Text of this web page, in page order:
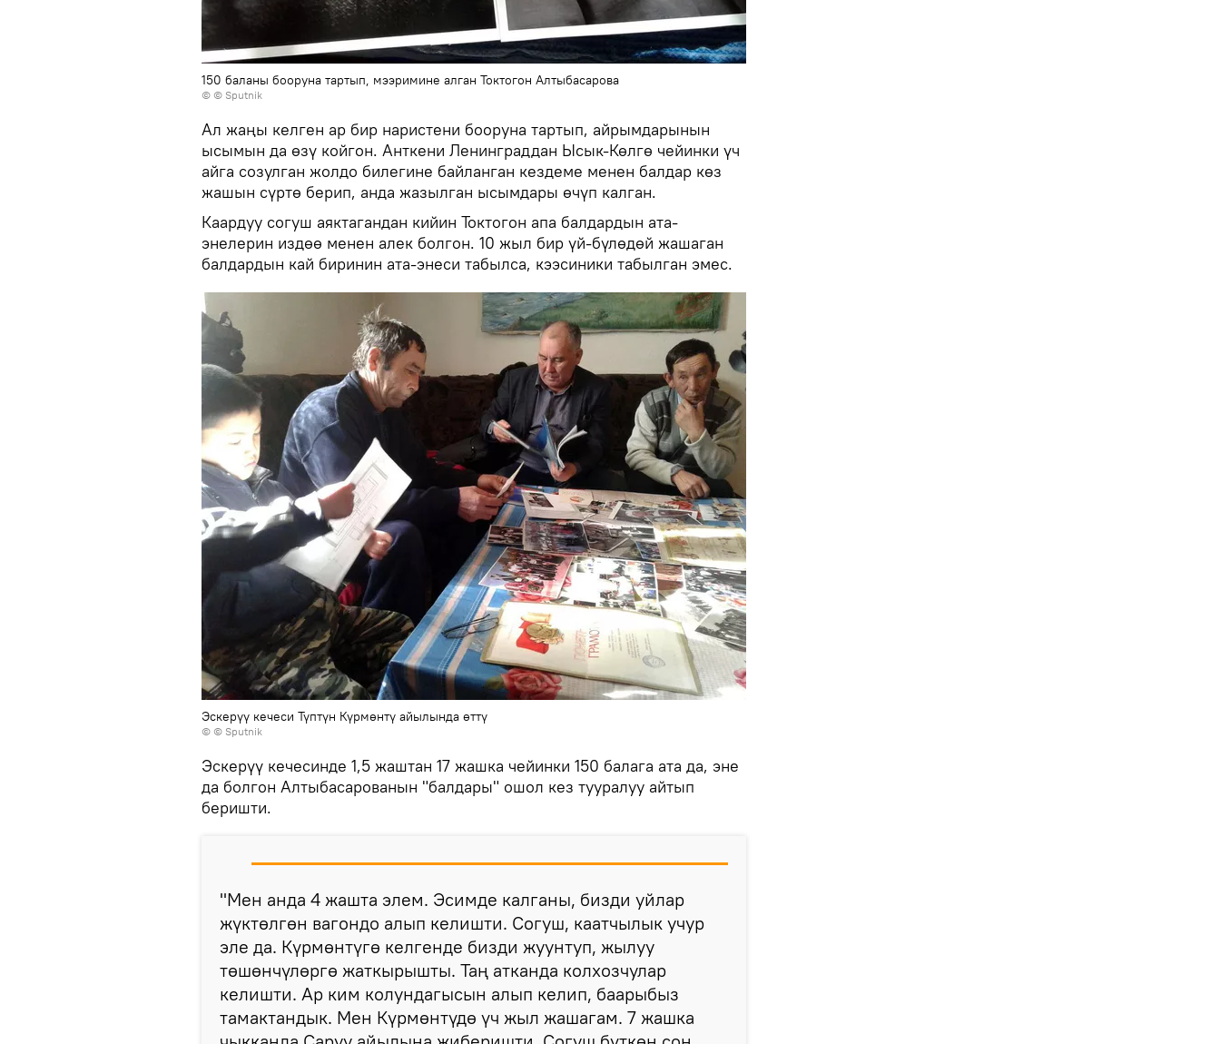
150 баланы бооруна тартып, мээримине алган Токтогон Алтыбасарова
© © Sputnik
Ал жаңы келген ар бир наристени бооруна тартып, айрымдарынын
ысымын да өзү койгон. Анткени Ленинграддан Ысык-Көлгө чейинки үч
айга созулган жолдо билегине байланган кездеме менен балдар көз
жашын сүртө берип, анда жазылган ысымдары өчүп калган.
Каардуу согуш аяктагандан кийин Токтогон апа балдардын ата-
энелерин издөө менен алек болгон. 10 жыл бир үй-бүлөдөй жашаган
балдардын кай биринин ата-энеси табылса, кээсиники табылган эмес.
Эскерүү кечеси Түптүн Күрмөнтү айылында өттү
© © Sputnik
Эскерүү кечесинде 1,5 жаштан 17 жашка чейинки 150 балага ата да, эне
да болгон Алтыбасарованын "балдары" ошол кез тууралуу айтып
беришти.
"Мен анда 4 жашта элем. Эсимде калганы, бизди уйлар
жүктөлгөн вагондо алып келишти. Согуш, каатчылык учур
эле да. Күрмөнтүгө келгенде бизди жуунтуп, жылуу
төшөнчүлөргө жаткырышты. Таң атканда колхозчулар
келишти. Ар ким колундагысын алып келип, баарыбыз
тамактандык. Мен Күрмөнтүдө үч жыл жашагам. 7 жашка